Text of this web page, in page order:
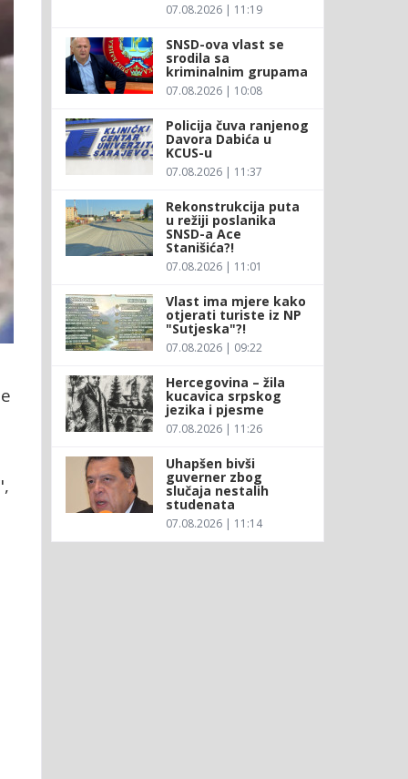
07.08.2026 | 11:19
SNSD-ova vlast se
srodila sa
kriminalnim grupama
07.08.2026 | 10:08
Policija čuva ranjenog
Davora Dabića u
KCUS-u
07.08.2026 | 11:37
Rekonstrukcija puta
u režiji poslanika
SNSD-a Ace
Stanišića?!
07.08.2026 | 11:01
Vlast ima mjere kako
otjerati turiste iz NP
"Sutjeska"?!
07.08.2026 | 09:22
Hercegovina – žila
kucavica srpskog
jezika i pjesme
07.08.2026 | 11:26
Uhapšen bivši
guverner zbog
slučaja nestalih
studenata
07.08.2026 | 11:14